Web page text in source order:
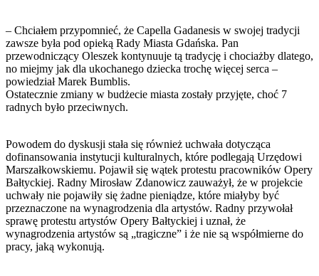
– Chciałem przypomnieć, że Capella Gadanesis w swojej tradycji
zawsze była pod opieką Rady Miasta Gdańska. Pan
przewodniczący Oleszek kontynuuje tą tradycję i chociażby dlatego,
no miejmy jak dla ukochanego dziecka trochę więcej serca –
powiedział Marek Bumblis.
Ostatecznie zmiany w budżecie miasta zostały przyjęte, choć 7
radnych było przeciwnych.
Powodem do dyskusji stała się również uchwała dotycząca
dofinansowania instytucji kulturalnych, które podlegają Urzędowi
Marszałkowskiemu. Pojawił się wątek protestu pracowników Opery
Bałtyckiej. Radny Mirosław Zdanowicz zauważył, że w projekcie
uchwały nie pojawiły się żadne pieniądze, które miałyby być
przeznaczone na wynagrodzenia dla artystów. Radny przywołał
sprawę protestu artystów Opery Bałtyckiej i uznał, że
wynagrodzenia artystów są „tragiczne” i że nie są współmierne do
pracy, jaką wykonują.